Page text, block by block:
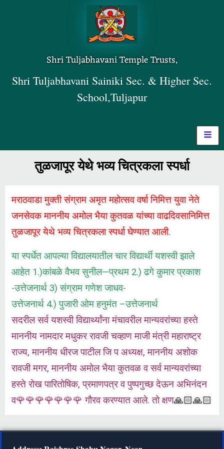
Shri Tuljabhavani Temple Trusts,
Shri Tuljabhavani Sainiki Sec. & Higher Sec.
School,Tuljapur
तुळजापूर येथे भव्य चित्रकला स्पर्धा
मराठवाडा मुक्ती संग्राम अमृत महोत्सव वर्षा निमित्त युवा नेते
जनसेवक माननीय अमोल भैया कुतवळ यांच्या वाढदिवसानिमित्त
तुळजापूर येथे भव्य चित्रकला स्पर्धा घेण्यात आली.
या स्पर्धेत आपल्या विद्यालयातील चार विद्यार्थी यशस्वी झाले
आहेत 1.)कांबळे वैभव सुनील—प्रथम 2.) ढगे कुमार प्रकाश
-उत्तेजनार्थ 3) संग्राम गणेश जाधव-
उत्तेजनार्थ 4.) पुजारी ओम हनुमंत –उत्तेजनार्थ
सदरील सर्व यशस्वी विद्यार्थ्यांना मंचावरील मान्यवरांच्या हस्ते
माननीय नामदार मधुकर रावजी चव्हाण माजी मंत्री महाराष्ट्र
राज्य, माननीय धीरज पाटील जि प अध्यक्ष, माननीय अशोक
रावजी मगर, माननीय अमोल भैया कुतवळ व सर्व मान्यवरांच्या
हस्ते रोख पारितोषिक, प्रमाणपत्र व पुष्पगुच्छ देऊन अभिनंदन
व🌹🌹🌹🌹🌹🌹🌹 गौरव करण्यात आले. तो क्षण🙏🏻🙏🏻